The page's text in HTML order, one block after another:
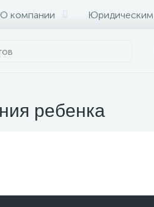
О компании Юридическим
ребенка